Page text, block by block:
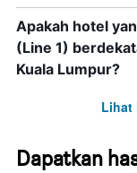
Apakah hotel
(Line 1)
Kuala Lumpur?
Lihat
Dapatkan